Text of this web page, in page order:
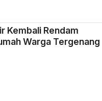
Kembali Rendam
Warga Tergenang